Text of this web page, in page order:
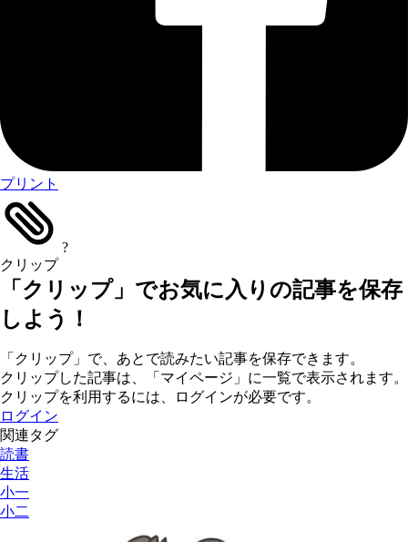
プリント
クリップ
?
「クリップ」でお気に入りの記事を保存
しよう！
「クリップ」で、あとで読みたい記事を保存できます。
クリップした記事は、「マイページ」に一覧で表示されます。
クリップを利用するには、ログインが必要です。
ログイン
関連タグ
読書
生活
小一
小二